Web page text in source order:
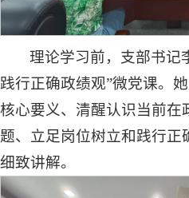
理论学习前，支部书记
践行正确政绩观”微党课。
核心要义、清醒认识当前在
题、立足岗位树立和践行正
细致讲解。